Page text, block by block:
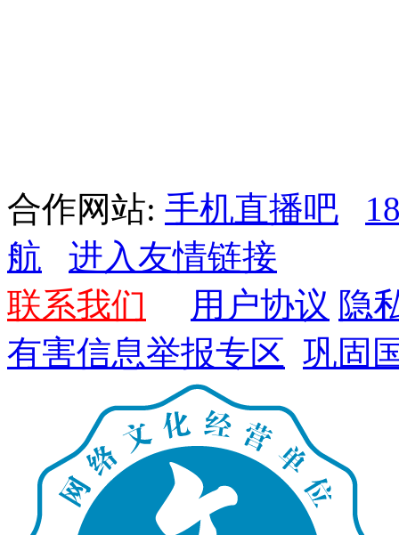
合作网站: 手机直播吧
航
进入友情链接
联系我们
用户协议 隐
有害信息举报专区 巩固